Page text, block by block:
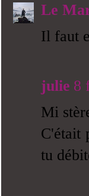
Le
Il faut
julie 8
Mi
C'était
tu